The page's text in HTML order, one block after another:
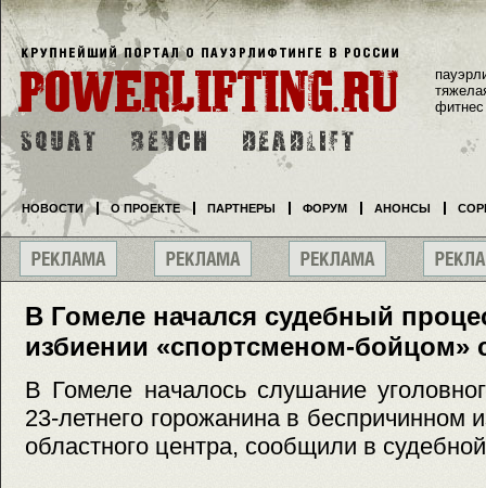
В Гомеле начался судебный
избиении «спортсменом-бойцом»
В Гомеле началось слушание
23-летнего горожанина в беспричинном
областного центра, сообщили в
фитнес
НОВОСТИ О ПРОЕКТЕ ПАРТНЕРЫ ФОРУМ АНОНСЫ